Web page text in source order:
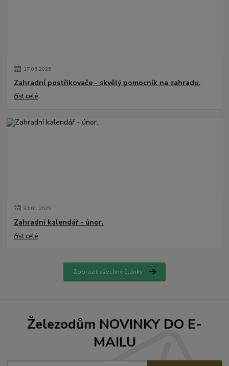
17.05.2025
Zahradní postřikovače - skvělý pomocník na zahradu.
číst celé
31.01.2025
Zahradní kalendář - únor.
číst celé
Zobrazit všechny články
Železodům NOVINKY DO E-
MAILU